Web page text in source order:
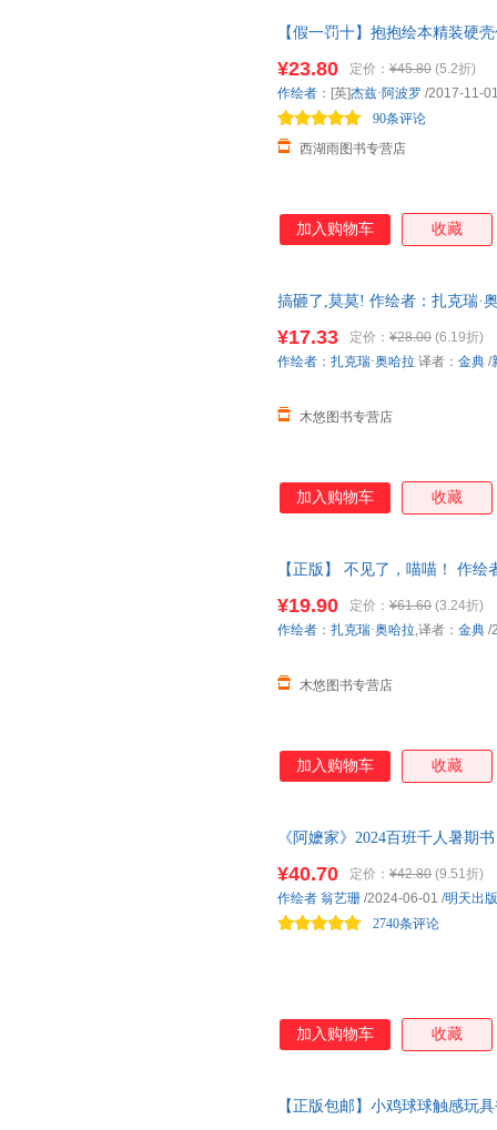
【假一罚十】抱抱绘本精装硬
一罚十
¥23.80 定价： ¥45.80 (5.2折)
西湖雨图书专营店
90条评论
作绘者 ：[英]杰兹·阿波罗 /2017-11-
加入购物车 收藏
搞砸了,莫莫! 作绘者：扎克瑞·
¥17.33 定价： ¥28.00 (6.19折)
木悠图书专营店
作绘者 ： 扎克瑞·奥哈拉 译者： 金典 /
加入购物车 收藏
【正版】 不见了，喵喵！ 作
¥19.90 定价： ¥61.60 (3.24折)
木悠图书专营店
作绘者 ： 扎克瑞·奥哈拉,译者： 金典 /
加入购物车 收藏
《阿嬷家》2024百班千人暑期
¥40.70 定价： ¥42.80 (9.51折)
2740条评论
作绘者 翁艺珊 /2024-06-01 /明天出
加入购物车 收藏
【正版包邮】小鸡球球触感玩